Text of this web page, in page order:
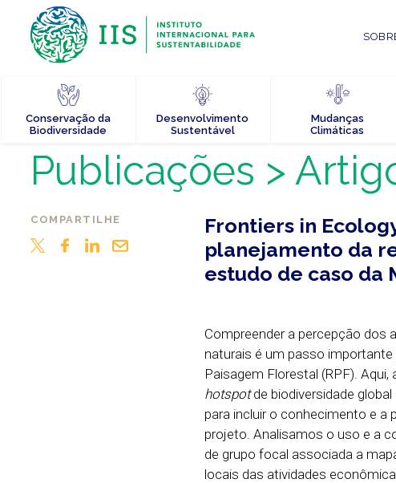
Conservação da
Biodiversidade
Desenvolvimento
Sustentável
Mudanças
Climáticas
Publicações >
COMPARTILHE
Frontiers in
planejamento da
estudo de caso da
Compreender a percepção dos
naturais é um passo
Paisagem Florestal (RPF).
hotspotde biodiversidade
para incluir o conhecimento e
projeto. Analisamos o uso e a
de grupo focal associada a
locais das atividades